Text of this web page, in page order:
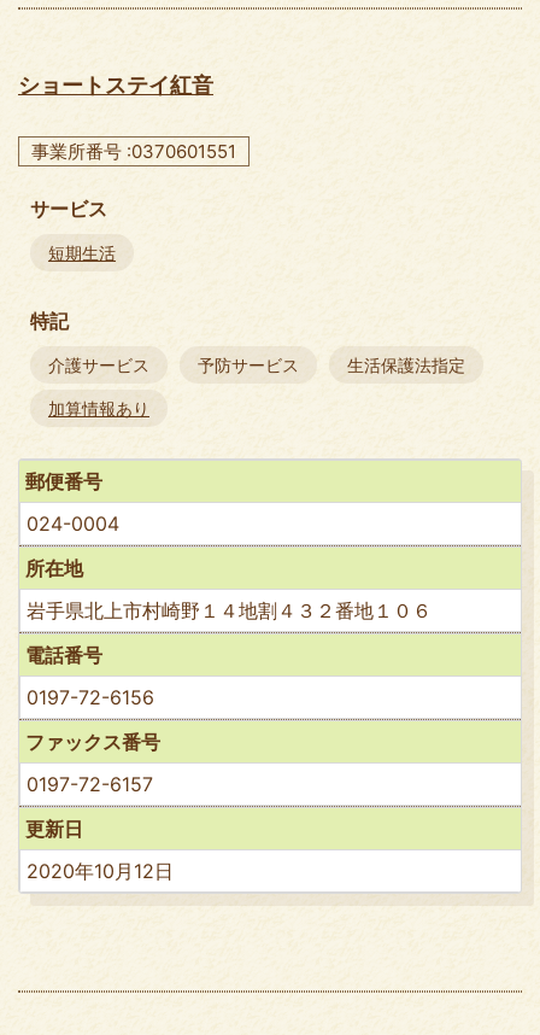
ショートステイ紅音
事業所番号 :0370601551
サービス
短期生活
特記
介護サービス 予防サービス 生活保護法指定
加算情報あり
郵便番号
024-0004
所在地
岩手県北上市村崎野１４地割４３２番地１０６
電話番号
0197-72-6156
ファックス番号
0197-72-6157
更新日
2020年10月12日